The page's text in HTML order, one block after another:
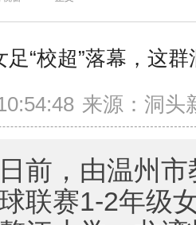
足“校超”落幕，这
来源：洞头
日前，由温州
联赛1-2年级